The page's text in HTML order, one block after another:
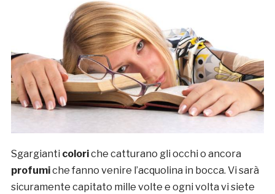
Sgargianti coloriche catturano gli occhi o ancora
profumiche fanno venire l’acquolina in bocca. Vi sarà
sicuramente capitato mille volte e ogni volta vi siete